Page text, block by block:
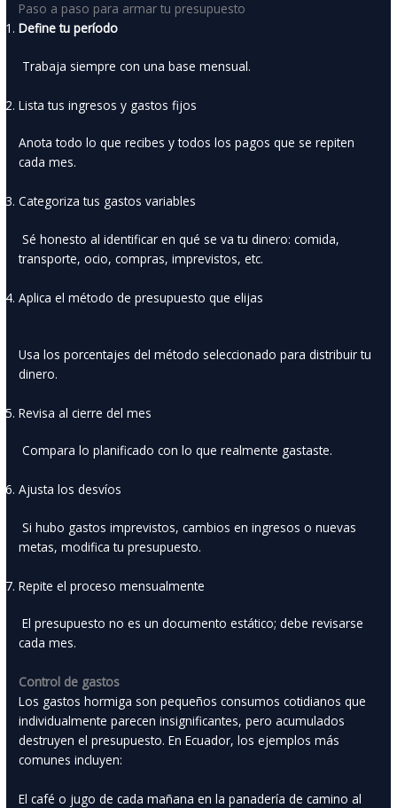
Paso a paso para armar tu presupuesto
Define tu período
Trabaja siempre con una base mensual.
Lista tus ingresos y gastos fijos
Anota todo lo que recibes y todos los pagos que se repiten
cada mes.
Categoriza tus gastos variables
Sé honesto al identificar en qué se va tu dinero: comida,
transporte, ocio, compras, imprevistos, etc.
Aplica el método de presupuesto que elijas
Usa los porcentajes del método seleccionado para distribuir tu
dinero.
Revisa al cierre del mes
Compara lo planificado con lo que realmente gastaste.
Ajusta los desvíos
Si hubo gastos imprevistos, cambios en ingresos o nuevas
metas, modifica tu presupuesto.
Repite el proceso mensualmente
El presupuesto no es un documento estático; debe revisarse
cada mes.
Control de gastos
Los gastos hormiga son pequeños consumos cotidianos que
individualmente parecen insignificantes, pero acumulados
destruyen el presupuesto. En Ecuador, los ejemplos más
comunes incluyen:
El café o jugo de cada mañana en la panadería de camino al